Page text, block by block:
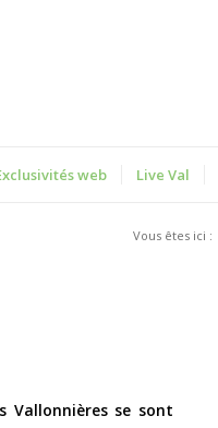
web Live Val
Vous êtes ici :
Vallonnières se sont